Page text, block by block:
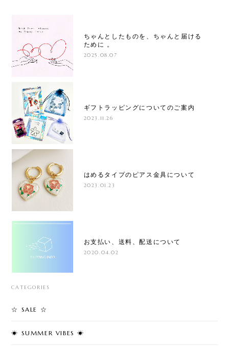
ちゃんとしたものを、ちゃんと届ける
ために 。
2025.08.07
ギフトラッピングについてのご案内
2023.11.26
はめるタイプのピアス金具について
2023.01.23
お支払い、送料、配送について
2020.04.02
CATEGORIES
☆ SALE ☆
☀︎ SUMMER VIBES ☀︎